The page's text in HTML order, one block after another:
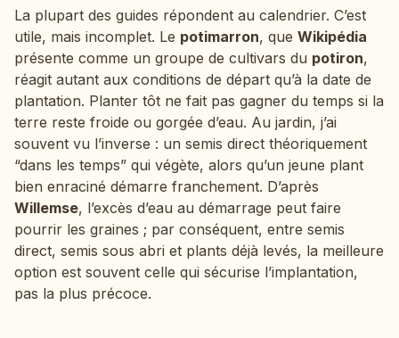
La plupart des guides répondent au calendrier. C’est
utile, mais incomplet. Le potimarron, que Wikipédia
présente comme un groupe de cultivars du potiron,
réagit autant aux conditions de départ qu’à la date de
plantation. Planter tôt ne fait pas gagner du temps si la
terre reste froide ou gorgée d’eau. Au jardin, j’ai
souvent vu l’inverse : un semis direct théoriquement
“dans les temps” qui végète, alors qu’un jeune plant
bien enraciné démarre franchement. D’après
Willemse, l’excès d’eau au démarrage peut faire
pourrir les graines ; par conséquent, entre semis
direct, semis sous abri et plants déjà levés, la meilleure
option est souvent celle qui sécurise l’implantation,
pas la plus précoce.